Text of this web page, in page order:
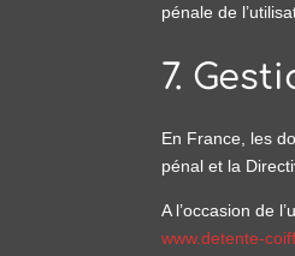
pénale de
7.
En France, les
pénal et la
A l’occasion de
www.detente-